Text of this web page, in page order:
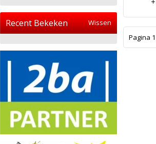
Pagina
Recent Bekeken Wissen